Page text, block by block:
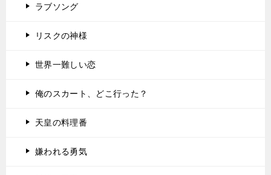
ラブソング
リスクの神様
世界一難しい恋
俺のスカート、どこ行った？
天皇の料理番
嫌われる勇気